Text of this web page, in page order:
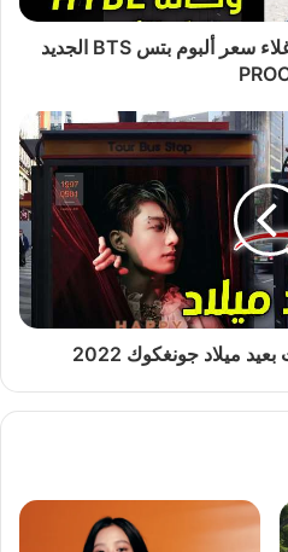
[آراء الكوريين] غضب على غلاء سعر ألبوم بتس BTS الجديد
ميلاد جونغكوك 2022